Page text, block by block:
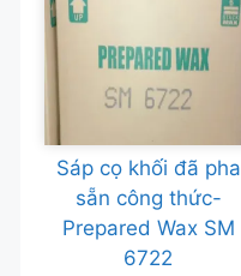
Sáp cọ khối đã pha
sẵn công thức-
Prepared Wax SM
6722